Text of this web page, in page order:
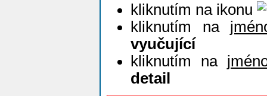
kliknutím na ikonu
kliknutím na
vyučující
kliknutím na
detail